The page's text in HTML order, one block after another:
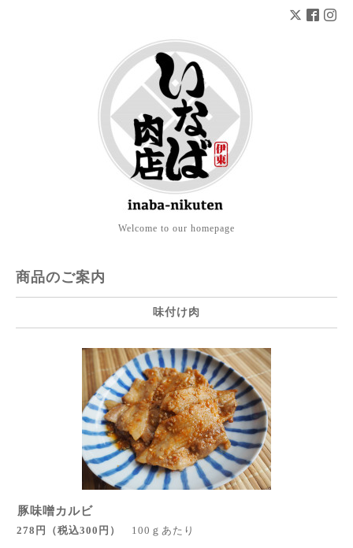
Welcome to our homepage
商品のご案内
味付け肉
豚味噌カルビ
278円 （税込300円 ） 100ｇあたり